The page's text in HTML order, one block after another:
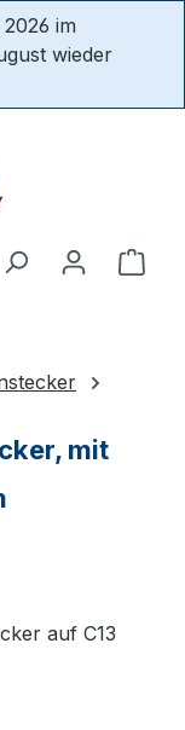
im
wieder
mit